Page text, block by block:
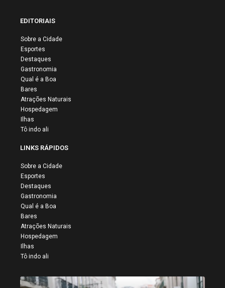
EDITORIAIS
Sobre a Cidade
Esportes
Destaques
Gastronomia
Qual é a Boa
Bares
Atrações Naturais
Hospedagem
Ilhas
Tô indo ali
LINKS RÁPIDOS
Sobre a Cidade
Esportes
Destaques
Gastronomia
Qual é a Boa
Bares
Atrações Naturais
Hospedagem
Ilhas
Tô indo ali